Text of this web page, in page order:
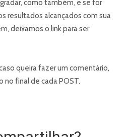
como também, e se for
resultados alcançados com sua
deixamos o link para ser
queira fazer um comentário,
no final de cada POST.